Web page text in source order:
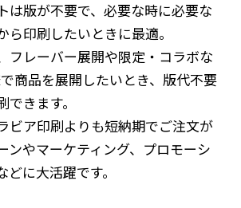
は版が不要で、必要な時に必要な
ら印刷したいときに最適。
フレーバー展開や限定・コラボな
商品を展開したいとき、版代不要
できます。
ビア印刷よりも短納期でご注文が
ンやマーケティング、プロモーシ
どに大活躍です。